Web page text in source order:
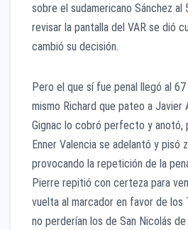
sobre el sudamericano Sánchez al
revisar la pantalla del VAR se dió
cambió su decisión.
Pero el que sí fue penal llegó al
mismo Richard que pateo a Javier
Gignac lo cobró perfecto y anotó,
Enner Valencia se adelantó y pisó
provocando la repetición de la
Pierre repitió con certeza para
vuelta al marcador en favor de los
no perderían los de San Nicolás de